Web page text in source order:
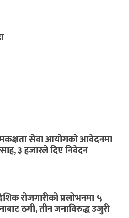
सेवा आयोगको आवेदनमा
३ हजारले दिए निवेदन
रोजगारीको प्रलोभनमा ५
ठगी, तीन जनाविरुद्ध उजुरी